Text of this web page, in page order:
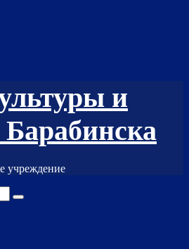
и
Барабинска
учреждение